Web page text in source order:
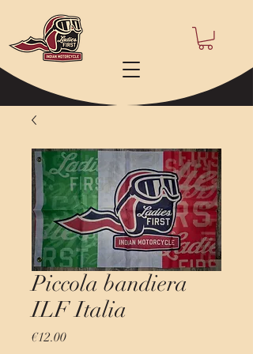
Piccola bandiera
ILF Italia
€12.00Price